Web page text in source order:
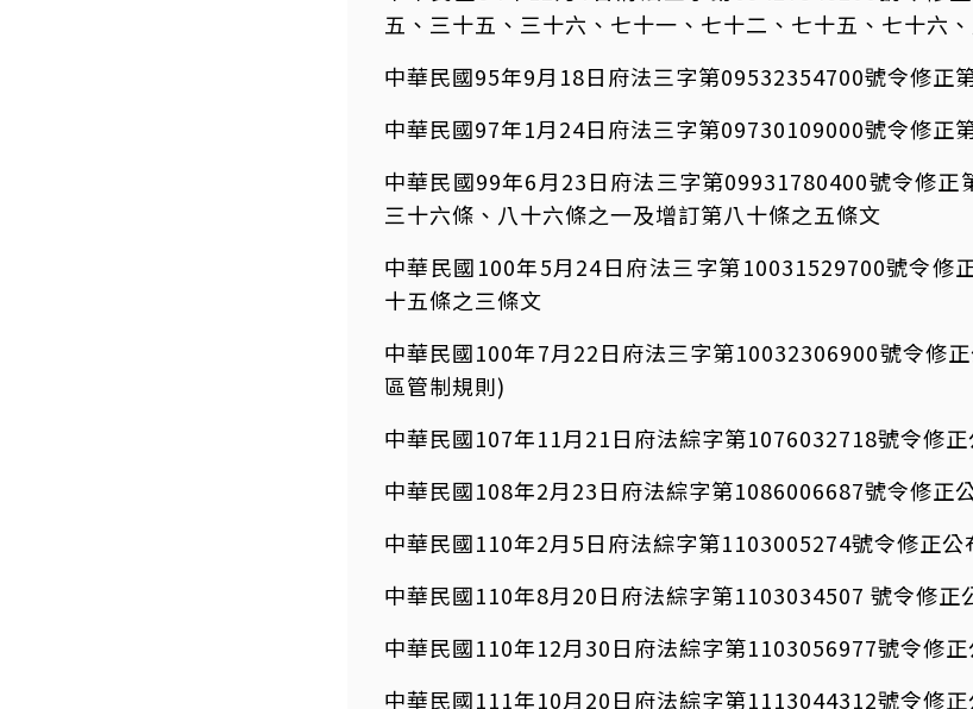
五、三十五、三十六、七十一、七十二、七十五、七十六
中華民國95年9月18日府法三字第09532354700號令修正
中華民國97年1月24日府法三字第09730109000號令修正
中華民國99年6月23日府法三字第09931780400號令修正
三十六條、八十六條之一及增訂第八十條之五條文
中華民國100年5月24日府法三字第10031529700號令修
十五條之三條文
中華民國100年7月22日府法三字第10032306900號令修
區管制規則)
中華民國107年11月21日府法綜字第1076032718號令修
中華民國108年2月23日府法綜字第1086006687號令修正
中華民國110年2月5日府法綜字第1103005274號令修正公
中華民國110年8月20日府法綜字第1103034507 號令修正
中華民國110年12月30日府法綜字第1103056977號令修
中華民國111年10月20日府法綜字第1113044312號令修